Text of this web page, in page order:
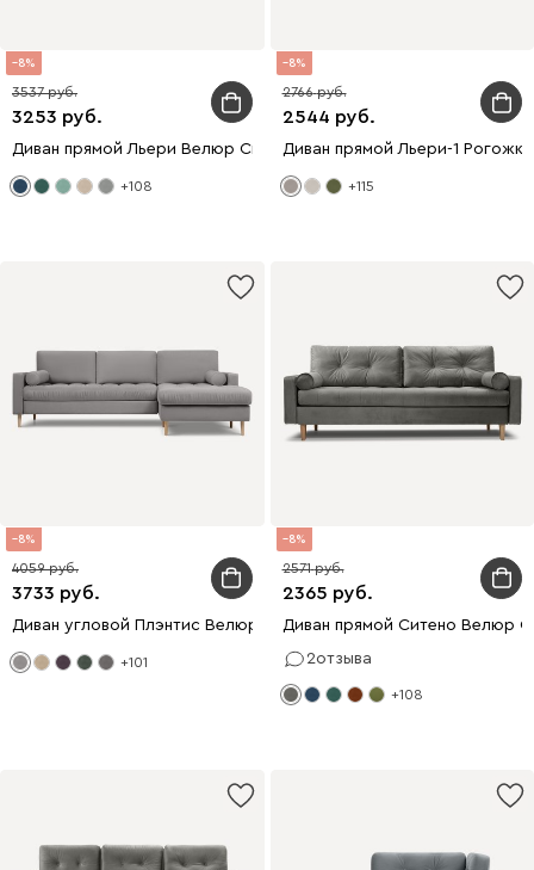
8
3253
3537
Диван прямой Льери Велюр Синий
+108
8
2544
2766
Диван прямой Льери-1
+115
8
3733
4059
Диван угловой Плэнтис Велюр Светло-серый
+101
8
2365
2571
Диван прямой Ситено Велюр
2отзыва
+108